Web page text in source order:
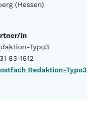
(Hessen)
in
Typo3
83-1612
Redaktion-Typo3